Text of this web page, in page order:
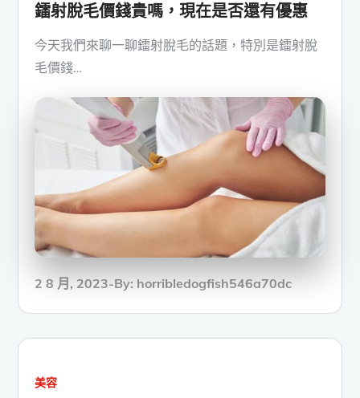
鐳射脫毛價錢貴嗎，現在是否還有優惠
今天我們來聊一聊鐳射脫毛的話題，特別是鐳射脫
毛價錢…
Posted
2 8 月, 2023 By: horribledogfish546a70dc
美容